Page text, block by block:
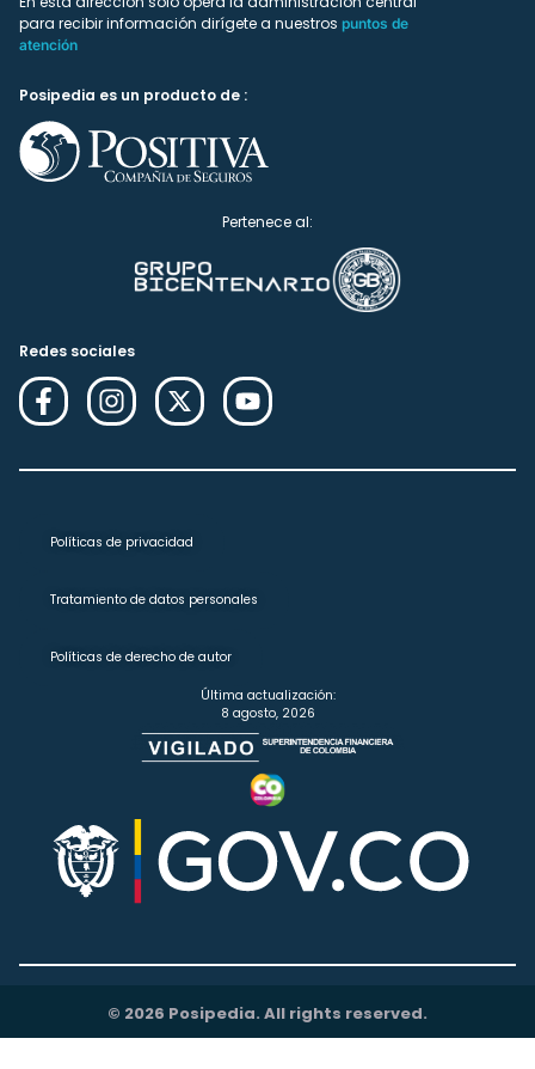
para recibir información dirígete a nuestros puntos de
atención
Posipedia es un producto de :
Pertenece al:
Redes sociales
Políticas de privacidad
Tratamiento de datos personales
Políticas de derecho de autor
Última actualización:
8 agosto, 2026
© 2026 Posipedia. All rights reserved.